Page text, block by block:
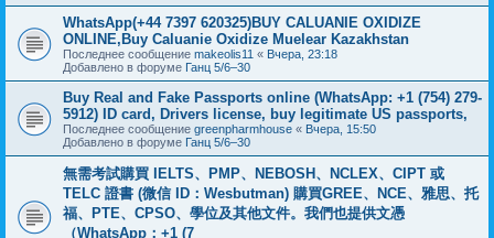
WhatsApp(+44 7397 620325)BUY CALUANIE OXIDIZE
ONLINE,Buy Caluanie Oxidize Muelear Kazakhstan
Последнее сообщение makeolis11 « Вчера, 23:18
Добавлено в форуме Ганц 5/6–30
Buy Real and Fake Passports online (WhatsApp: +1 (754) 279-
5912) ID card, Drivers license, buy legitimate US passports,
Последнее сообщение greenpharmhouse « Вчера, 15:50
Добавлено в форуме Ганц 5/6–30
無需考試購買 IELTS、PMP、NEBOSH、NCLEX、CIPT 或
TELC 證書 (微信 ID：Wesbutman) 購買GREE、NCE、雅思、托
福、PTE、CPSO、學位及其他文件。我們也提供文憑
（WhatsApp：+1 (7